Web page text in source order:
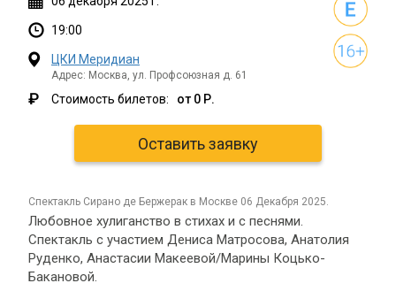
19:00
ЦКИ Меридиан
Адрес: Москва, ул. Профсоюзная д. 61
₽ Стоимость билетов: от 0 Р.
Оставить заявку
спектакль Сирано де Бержерак в Москве 06 Декабря 2025.
Любовное хулиганство в стихах и с песнями.
Спектакль с участием Дениса Матросова, Анатолия
Руденко, Анастасии Макеевой/Марины Коцько-
Бакановой.